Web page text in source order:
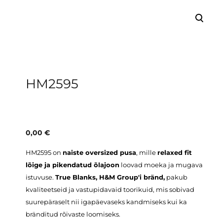
HM2595
0,00 €
HM2595 on naiste oversized pusa, mille relaxed fit
lõige ja pikendatud õlajoon loovad moeka ja mugava
istuvuse.True Blanks, H&M Group'i bränd, pakub
kvaliteetseid ja vastupidavaid toorikuid, mis sobivad
suurepäraselt nii igapäevaseks kandmiseks kui ka
bränditud rõivaste loomiseks.